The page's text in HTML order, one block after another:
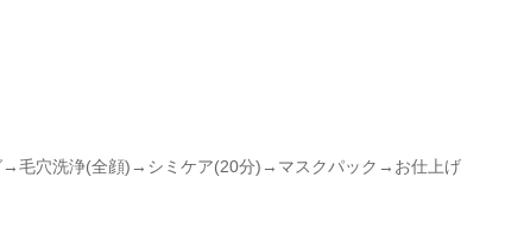
毛穴洗浄(全顔)→シミケア(20分)→マスクパック→お仕上げ